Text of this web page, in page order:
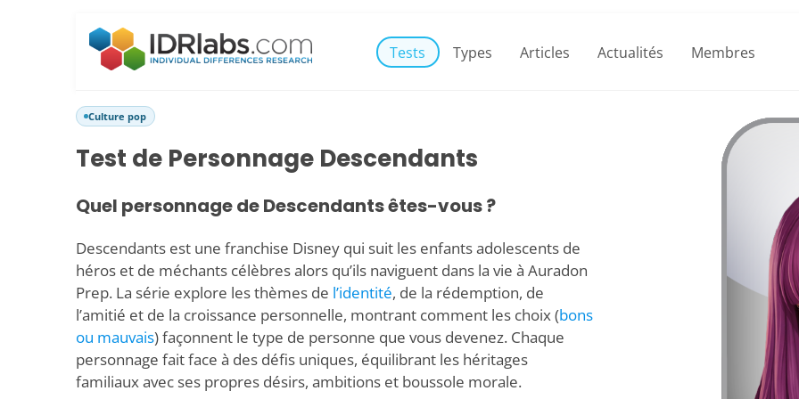
Tests Types Articles Actualités Membres
Culture pop
Test de Personnage Descendants
Quel personnage de Descendants êtes-vous ?
Descendants est une franchise Disney qui suit les enfants adolescents de
héros et de méchants célèbres alors qu’ils naviguent dans la vie à Auradon
Prep. La série explore les thèmes de l’identité, de la rédemption, de
l’amitié et de la croissance personnelle, montrant comment les choix (bons
ou mauvais) façonnent le type de personne que vous devenez. Chaque
personnage fait face à des défis uniques, équilibrant les héritages
familiaux avec ses propres désirs, ambitions et boussole morale.